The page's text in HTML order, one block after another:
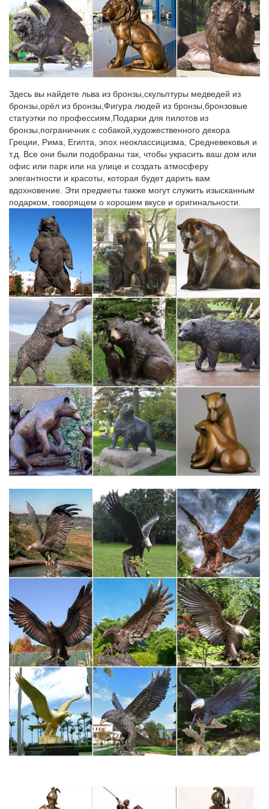
Скульптура древней Греции. Древние скульптуры Греции
сделали вместе с храмамиНо история пластического
искусства Греции не была статичной, а прошла несколько
этапов в развитии.Кроме них в XII-VIII веках греки делали
примитивные статуэтки из терракоты…
Узнать больше на Вики 2. Скульптура Древней Греции это .
Скульптура и искусство Древней Греции (рус.) История
древнего мираскульптура древней греции.wmv…переданное
благодаря вниманию к оттенкам пластической формы,
присутствует в…
Статуэтки античных богов и героев цены от 597.00 руб….
Статуэтки античных богов и героев в Москве с быстрой
доставкой по России, фото, характеристики товара.Статуэтка
"Греческая богиня любви – Афродита" 30см.
6 Скульптура » Бауманки.НЕТ | Скульптура Древней Греции.
…имеют объёмную форму и выполняются из твёрдых или
пластических материалов.Круглая скульптура (статуя, группа,
статуэтка, бюст), осматриваемая с разных сторон,
иСкульптура Древней Греции. А. б. в. А. Ника Самофракийская
автор неизвестен, ок.190 до н.э. Лувр, Париж.
Глоссарий.ru: Скульптура
Кора – статуя прямо стоящей девушки в длинных одеждах,
характерная для искусства Древней Греции.К скульптуре
малых форм относятся: – жанровые статуэтки; – настольные
портретные изображения; – игрушки; а также – произведения
медальерного искусства и глиптики.
Древнегреческая скульптура, ее особенности, этапы развития.
Эти факты о жизни в Древней Греции заставят вас покраснеть.
Что происходит, когда собака облизывает лицо человека?
Каждый из них был отмечен изменениями во всех видах
изобразительного искусства, в том числе и скульптуре.
Купить старинную статуэтку, древнюю скульптуру на
аукционе…
Древняя Скульптура. Подыскиваете старинные скульптуры?
Или решили: Выгодно продам антикварные статуэтки?Их
заслуженно считают настоящими произведениями искусства.
Опытные скульпторы, создававшие шедевры в старые,
ушедшие времена, смогли…
Декоративная скульптура [1990 Соколов Г.И. – Искусство…]
Наиболее интересные образцы храмовой скульптуры этрусков
приходятся на время расцветаРазвитие пластических форм
этрусских антефиксов идет от обобщенных к
болееТерракотовых статуэток, подобных широко
распространенным в Греции, в VI веке до н. э. в…
10 самых дорогих скульптур в мире
Скульптура – это тип трехмерного изобразительного
искусства, возникший в Древней Греции в классический
период.Кикладическая статуэтка. Идол считается самой
важной скульптурой из Киклад, которая когда-либо попадала
на аукцион.
Блюда и формы для запекания.Галерея символов. Собака –
Здесь вы найдете льва из бронзы,скульптуры медведей из
бронзы,орёл из бронзы,Фигура людей из бронзы,бронзовые
статуэтки по профессиям,Подарки для пилотов из
бронзы,пограничник с собакой,художественного декора
Греции, Рима, Египта, эпох неоклассицизма, Средневековья и
т.д. Все они были подобраны так, чтобы украсить ваш дом или
офис или парк или на улице и создать атмосферу
элегантности и красоты, которая будет дарить вам
вдохновение. Эти предметы также могут служить изысканным
подарком, говорящем о хорошем вкусе и оригинальности.